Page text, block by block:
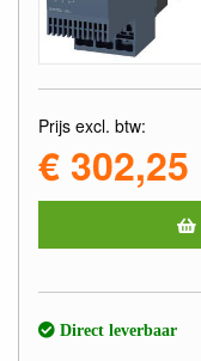
Prijs excl. btw:
€ 302,25
Direct leverbaar